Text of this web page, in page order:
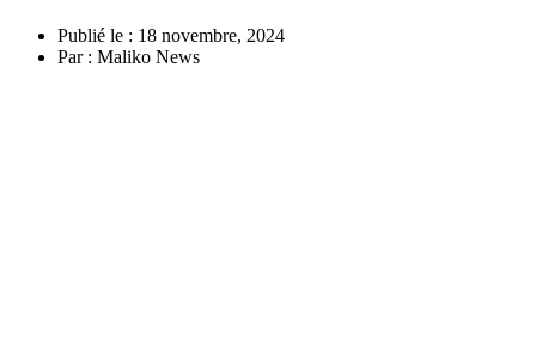
Publié le : 18 novembre, 2024
Par : Maliko News